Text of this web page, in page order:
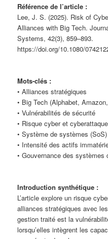
Référence de l’article :
Lee, J. S. (2025). Risk of
Alliances with Big Tech.
Systems, 42(3), 859–893.
https://doi.org/10.1080/
Mots-clés :
• Alliances stratégiques
• Big Tech (Alphabet,
• Vulnérabilités de sécurité
• Risque cyber et
• Système de systèmes (SoS)
• Intensité des actifs
• Gouvernance des systèmes
Introduction synthétique :
L’article explore un risque
alliances stratégiques avec
gestion traité est la
lorsqu’elles intègrent les